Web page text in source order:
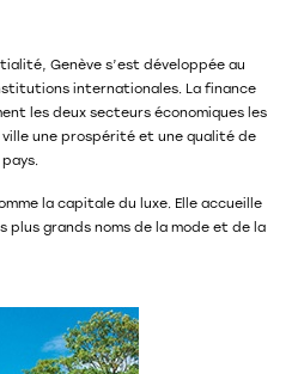
Genève s’est développée au
internationales. La finance
les deux secteurs économiques les
une prospérité et une qualité de
la capitale du luxe. Elle accueille
plus grands noms de la mode et de la